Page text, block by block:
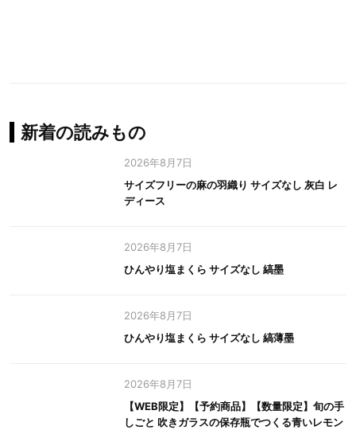
新着の読みもの
2026年8月7日
サイズフリーの麻の羽織り サイズなし 灰白 レ
ディース
2026年8月7日
ひんやり塩まくら サイズなし 縞墨
2026年8月7日
ひんやり塩まくら サイズなし 縞薄墨
2026年8月7日
【WEB限定】【予約商品】【数量限定】旬の手
しごと 吹きガラスの保存瓶でつくる青いレモン